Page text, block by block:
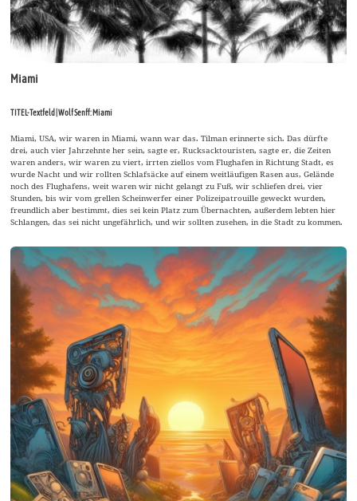
Miami
TITEL-Textfeld | Wolf Senff: Miami
Miami, USA, wir waren in Miami, wann war das. Tilman erinnerte sich. Das dürfte
drei, auch vier Jahrzehnte her sein, sagte er, Rucksacktouristen, sagte er, die Zeiten
waren anders, wir waren zu viert, irrten ziellos vom Flughafen in Richtung Stadt, es
wurde Nacht und wir rollten Schlafsäcke auf einem weitläufigen Rasen aus, Gelände
noch des Flughafens, weit waren wir nicht gelangt zu Fuß, wir schliefen drei, vier
Stunden, bis wir vom grellen Scheinwerfer einer Polizeipatrouille geweckt wurden,
freundlich aber bestimmt, dies sei kein Platz zum Übernachten, außerdem lebten hier
Schlangen, das sei nicht ungefährlich, und wir sollten zusehen, in die Stadt zu kommen.